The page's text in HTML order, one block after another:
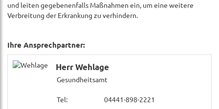
und leiten gegebenenfalls Maßnahmen ein, um eine weitere
Verbreitung der Erkrankung zu verhindern.
Ihre Ansprechpartner:
Herr Wehlage
Gesundheitsamt
Tel:
04441-898-2221